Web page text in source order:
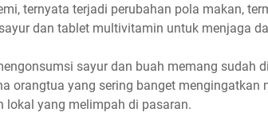
ternyata terjadi perubahan pola makan,
dan tablet multivitamin untuk menjaga
sayur dan buah memang sudah
orangtua yang sering banget mengingatkan
lokal yang melimpah di pasaran.